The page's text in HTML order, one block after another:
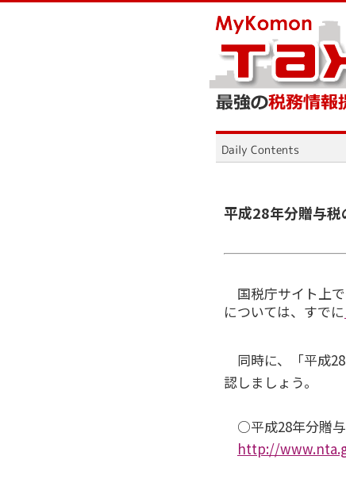
平成28年分贈与
国税庁サイト上
については、すでに
同時に、「平成
認しましょう。
○平成28年分贈
http://